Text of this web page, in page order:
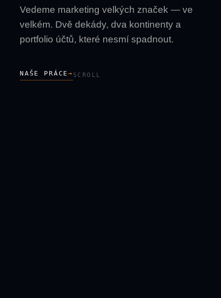
Vedeme marketing velkých značek — ve
velkém. Dvě dekády, dva kontinenty a
portfolio účtů, které nesmí spadnout.
NAŠE PRÁCE→ SCROLL